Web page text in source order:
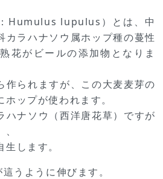
Humulus lupulus）とは、中
カラハナソウ属ホップ種の蔓性
花がビールの添加物となりま
作られますが、この大麦麦芽の
ップが使われます。
ハナソウ（西洋唐花草）ですが
します。
うように伸びます。